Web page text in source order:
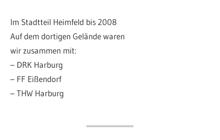
Im Stadtteil Heimfeld bis 2008
Auf dem dortigen Gelände waren
wir zusammen mit:
– DRK Harburg
– FF Eißendorf
– THW Harburg